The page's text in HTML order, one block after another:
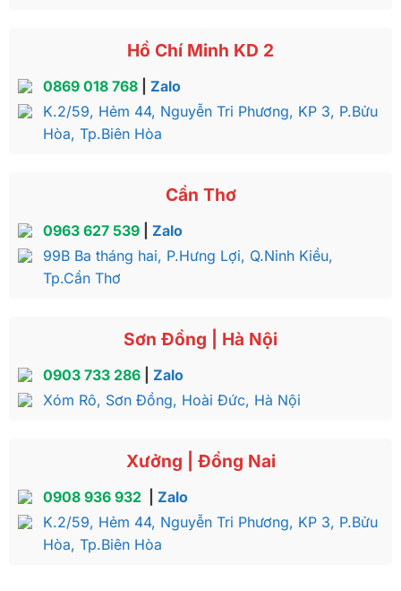
Hồ Chí Minh KD 2
0869 018 768| Zalo
K.2/59, Hẻm 44, Nguyễn Tri Phương, KP 3, P.Bửu
Hòa, Tp.Biên Hòa
Cần Thơ
0963 627 539| Zalo
99B Ba tháng hai, P.Hưng Lợi, Q.Ninh Kiều,
Tp.Cần Thơ
Sơn Đồng | Hà Nội
0903 733 286| Zalo
Xóm Rô, Sơn Đồng, Hoài Đức, Hà Nội
Xưởng | Đồng Nai
0908 936 932
Zalo
K.2/59, Hẻm 44, Nguyễn Tri Phương, KP 3, P.Bửu
Hòa, Tp.Biên Hòa